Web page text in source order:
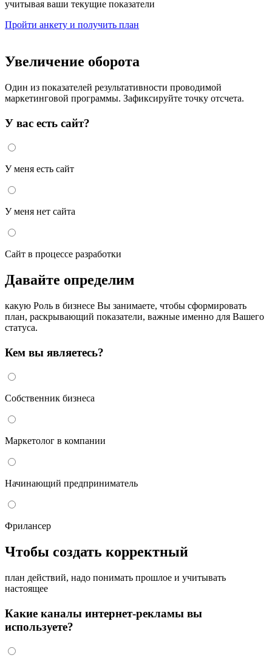
учитывая ваши текущие показатели
Пройти анкету и получить план
Увеличение оборота
Один из показателей результативности проводимой
маркетинговой программы. Зафиксируйте точку отсчета.
У вас есть сайт?
У меня есть сайт
У меня нет сайта
Сайт в процессе разработки
Давайте определим
какую Роль в бизнесе Вы занимаете, чтобы сформировать
план, раскрывающий показатели, важные именно для Вашего
статуса.
Кем вы являетесь?
Собственник бизнеса
Маркетолог в компании
Начинающий предприниматель
Фрилансер
Чтобы создать корректный
план действий, надо понимать прошлое и учитывать
настоящее
Какие каналы интернет-рекламы вы
используете?